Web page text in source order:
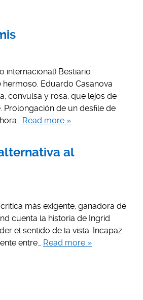
internacional) Bestiario
Eduardo Casanova
convulsa y rosa, que lejos de
de un desfile de
Read more »
al
más exigente, ganadora de
cuenta la historia de Ingrid
el sentido de la vista. Incapaz
entre… Read more »